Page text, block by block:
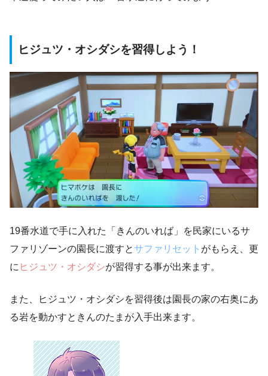
ヒジュツ・オシダシを習得しよう！
19番水道で手に入れた「きんのいれば」を民家にいるサ
ファリゾーンの園長に渡すとサファリセット がもらえ、更
に ヒジュツ・オシダシが習得する事が出来ます。
また、ヒジュツ・オシダシを習得後は園長の家の右奥にあ
る岩を動かすときんのたまが入手出来ます。